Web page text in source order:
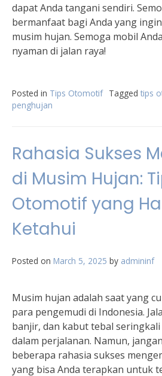
dapat Anda tangani sendiri.
bermanfaat bagi Anda yang
musim hujan. Semoga mobil
nyaman di jalan raya!
Posted in Tips Otomotif Tagged tips
penghujan
Rahasia Sukses
di Musim Hujan:
Otomotif yang
Ketahui
Posted on March 5, 2025 by admininf
Musim hujan adalah saat yang
para pengemudi di Indonesia.
banjir, dan kabut tebal
dalam perjalanan. Namun,
beberapa rahasia sukses
yang bisa Anda terapkan untuk